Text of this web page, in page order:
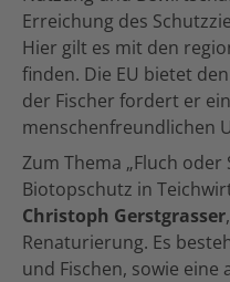
Erreichung des
Hier gilt es mit den
finden. Die EU bietet
der Fischer fordert er
menschenfreundlichen
Zum Thema „Fluch oder
Biotopschutz in
Christoph Gerstgrasser
Renaturierung. Es
und Fischen, sowie